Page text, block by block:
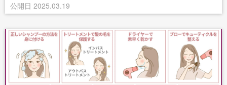
公開日 2025.03.19